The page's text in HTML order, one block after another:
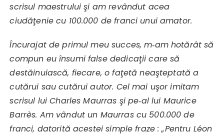
scrisul maestrului şi am revândut acea
ciudăţenie cu 100.000 de franci unui amator.
Încurajat de primul meu succes, m‑am hotărât să
compun eu însumi false dedicaţii care să
destăinuiască, fiecare, o faţetă neaşteptată a
cutărui sau cutărui autor. Cel mai uşor imitam
scrisul lui Charles Maurras şi pe‑al lui Maurice
Barrès. Am vândut un Maurras cu 500.000 de
franci, datorită acestei simple fraze : „Pentru Léon